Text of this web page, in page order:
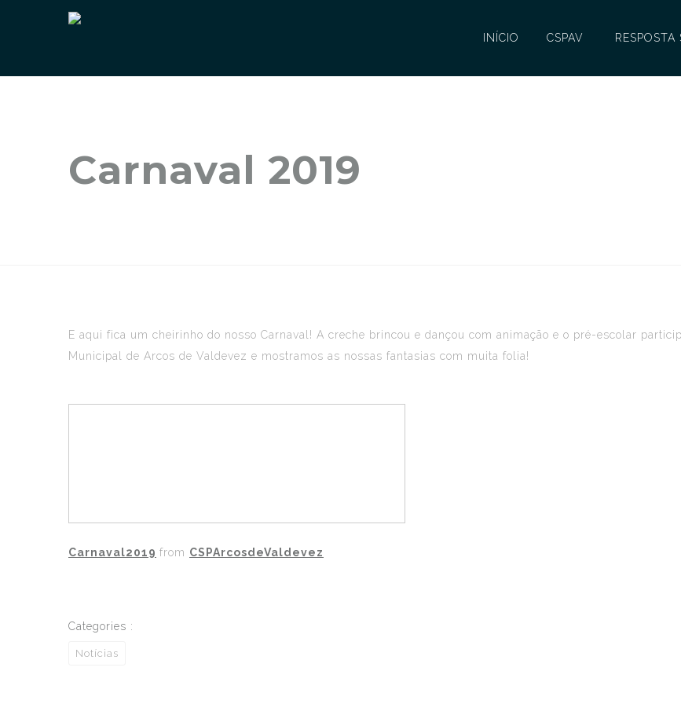
INÍCIO CSPAV RESPOSTA
Carnaval 2019
E aqui fica um cheirinho do nosso Carnaval! A creche brincou e dançou com animação e o pré-escolar
Municipal de Arcos de Valdevez e mostramos as nossas fantasias com muita folia!
Carnaval2019 from CSPArcosdeValdevez
Categories :
Notícias